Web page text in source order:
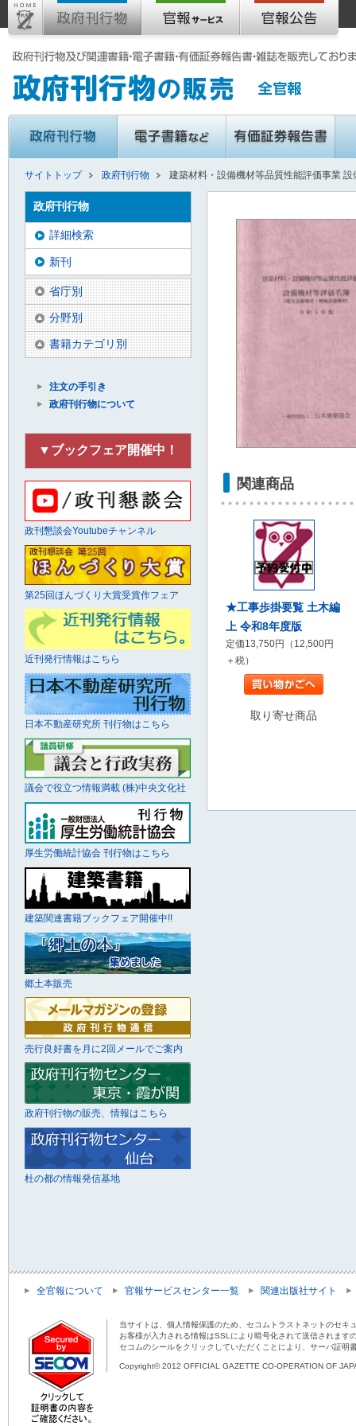
サイトトップ 政府刊行物 建築材料・設備機材等品質性能評価事業
関連商品
★工事歩掛要覧 土木編
上 令和8年度版
定価13,750円（12,500円
＋税）
取り寄せ商品
政府刊行物
詳細検索
新刊
省庁別
分野別
書籍カテゴリ別
注文の手引き
政府刊行物について
▼ブックフェア開催中！
政刊懇談会Youtubeチャンネル
第25回ほんづくり大賞受賞作フェア
近刊発行情報はこちら
日本不動産研究所 刊行物はこちら
議会で役立つ情報満載 (株)中央文化社
厚生労働統計協会 刊行物はこちら
建築関連書籍ブックフェア開催中!!
郷土本販売
売行良好書を月に2回メールでご案内
政府刊行物の販売、情報はこちら
杜の都の情報発信基地
全官報について 官報サービスセンター一覧 関連出版社サイト
当サイトは、個人情報保護のため、セコムトラストネットのセキ
お客様が入力される情報はSSLにより暗号化されて送信されま
セコムのシールをクリックしていただくことにより、サーバ証明
Copyright© 2012 OFFICIAL GAZETTE CO-OPERATION OF